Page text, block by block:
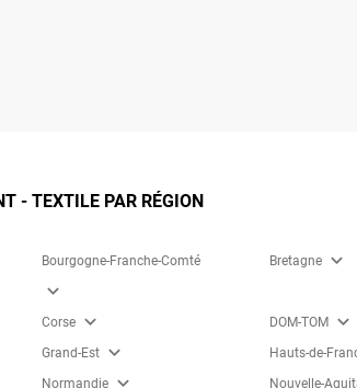
- TEXTILE PAR RÉGION
Bourgogne-Franche-Comté
expand_more
Bretagne expand_more
Corse expand_more DOM-TOM expand_more
Grand-Est expand_more Hauts-de-
Normandie expand_more Nouvelle-